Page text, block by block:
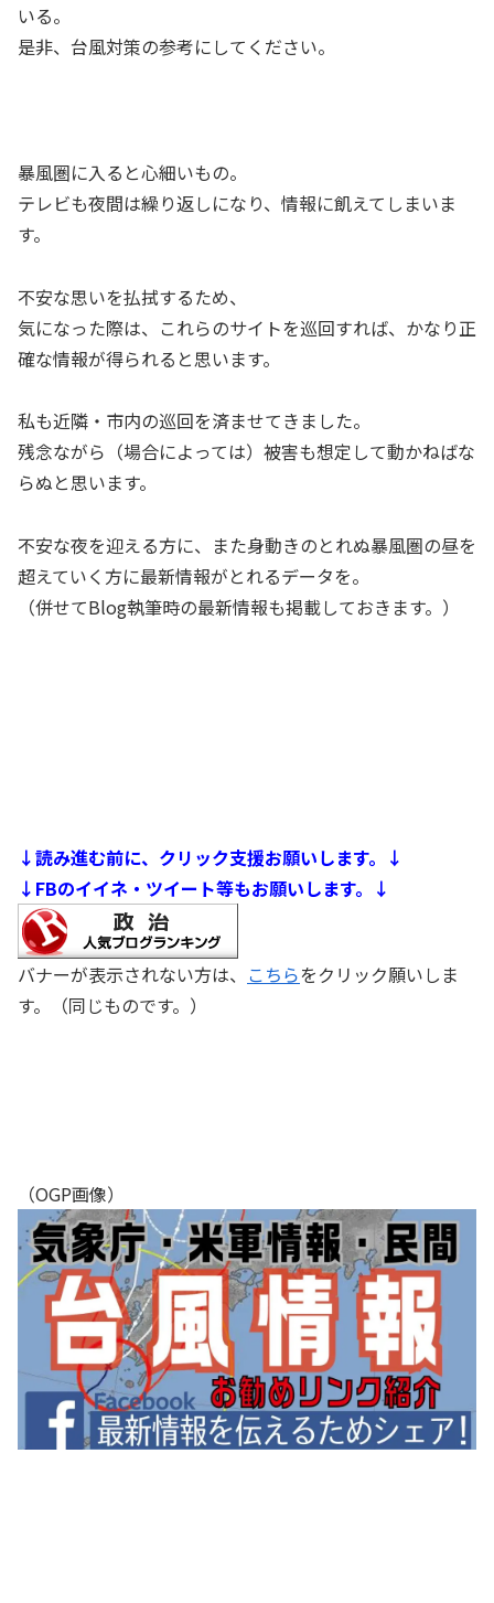
いる。
是非、台風対策の参考にしてください。
暴風圏に入ると心細いもの。
テレビも夜間は繰り返しになり、情報に飢えてしまいま
す。
不安な思いを払拭するため、
気になった際は、これらのサイトを巡回すれば、かなり正
確な情報が得られると思います。
私も近隣・市内の巡回を済ませてきました。
残念ながら（場合によっては）被害も想定して動かねばな
らぬと思います。
不安な夜を迎える方に、また身動きのとれぬ暴風圏の昼を
超えていく方に最新情報がとれるデータを。
（併せてBlog執筆時の最新情報も掲載しておきます。）
↓読み進む前に、クリック支援お願いします。↓
↓FBのイイネ・ツイート等もお願いします。↓
バナーが表示されない方は、 こちらをクリック願いしま
す。（同じものです。）
（OGP画像）